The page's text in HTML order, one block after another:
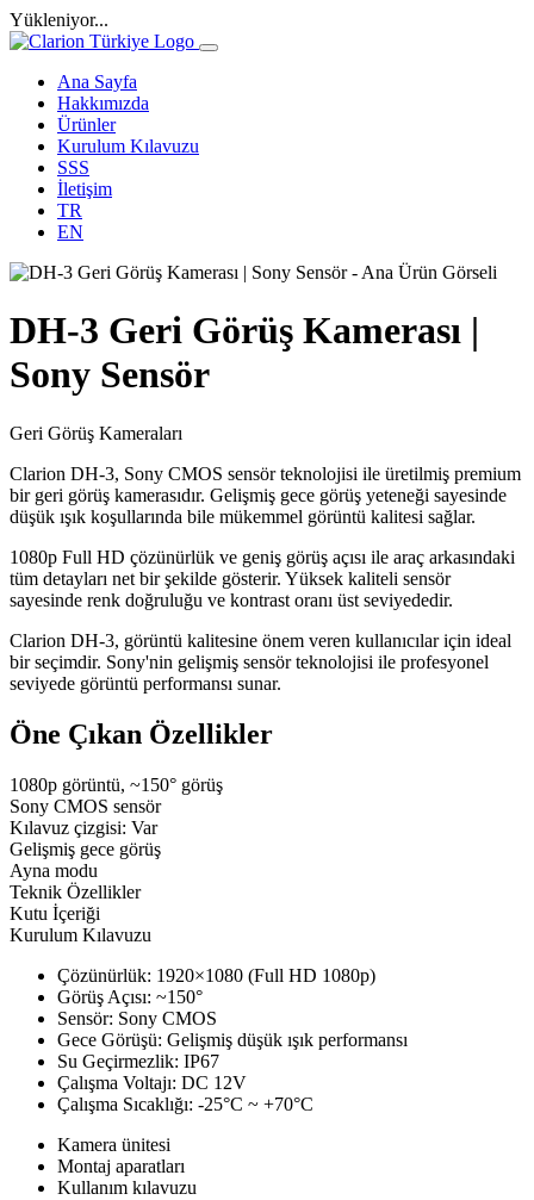
Yükleniyor...
Ana Sayfa
Hakkımızda
Ürünler
Kurulum Kılavuzu
SSS
İletişim
TR
EN
DH-3 Geri Görüş Kamerası |
Sony Sensör
Geri Görüş Kameraları
Clarion DH-3, Sony CMOS sensör teknolojisi ile üretilmiş premium
bir geri görüş kamerasıdır. Gelişmiş gece görüş yeteneği sayesinde
düşük ışık koşullarında bile mükemmel görüntü kalitesi sağlar.
1080p Full HD çözünürlük ve geniş görüş açısı ile araç arkasındaki
tüm detayları net bir şekilde gösterir. Yüksek kaliteli sensör
sayesinde renk doğruluğu ve kontrast oranı üst seviyededir.
Clarion DH-3, görüntü kalitesine önem veren kullanıcılar için ideal
bir seçimdir. Sony'nin gelişmiş sensör teknolojisi ile profesyonel
seviyede görüntü performansı sunar.
Öne Çıkan Özellikler
1080p görüntü, ~150° görüş
Sony CMOS sensör
Kılavuz çizgisi: Var
Gelişmiş gece görüş
Ayna modu
Teknik Özellikler
Kutu İçeriği
Kurulum Kılavuzu
Çözünürlük: 1920×1080 (Full HD 1080p)
Görüş Açısı: ~150°
Sensör: Sony CMOS
Gece Görüşü: Gelişmiş düşük ışık performansı
Su Geçirmezlik: IP67
Çalışma Voltajı: DC 12V
Çalışma Sıcaklığı: -25°C ~ +70°C
Kamera ünitesi
Montaj aparatları
Kullanım kılavuzu